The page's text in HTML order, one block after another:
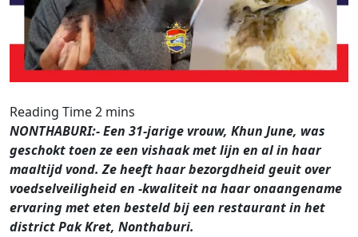
NONTHABURI:- Een 31-jarige vrouw, Khun June, was
geschokt toen ze een vishaak met lijn en al in haar
maaltijd vond. Ze heeft haar bezorgdheid geuit over
voedselveiligheid en -kwaliteit na haar onaangename
ervaring met eten besteld bij een restaurant in het
district Pak Kret, Nonthaburi.